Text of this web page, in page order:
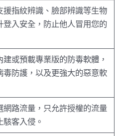
援指紋辨識、臉部辨識等生物
登入安全，防止他人冒用您的
建或預載專業版的防毒軟體，
毒防護，以及更強大的惡意軟
網路流量，只允許授權的流量
客入侵。